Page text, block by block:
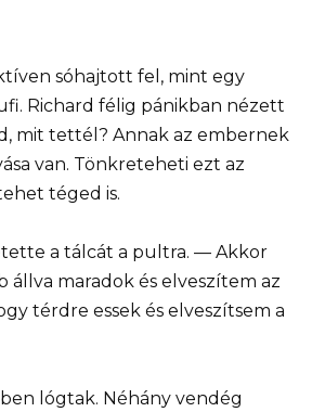
sóhajtott fel, mint egy
Richard félig pánikban nézett
mit tettél? Annak az embernek
van. Tönkreteheti ezt az
téged is.
a tálcát a pultra. — Akkor
állva maradok és elveszítem az
térdre essek és elveszítsem a
lógtak. Néhány vendég